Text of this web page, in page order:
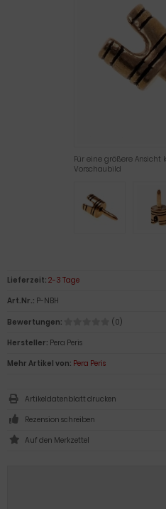
Für eine größere Ansicht
Vorschaubild
Lieferzeit: 2-3 Tage
Art.Nr.: P-NBH
Bewertungen:
(0)
Hersteller: Pera Peris
Mehr Artikel von: Pera Peris
Artikeldatenblatt drucken
Rezension schreiben